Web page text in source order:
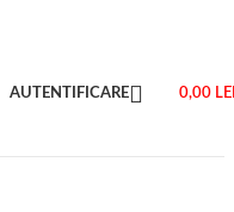
AUTENTIFICARE 0,00